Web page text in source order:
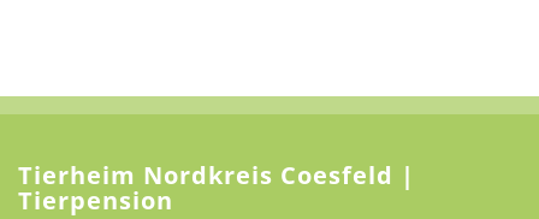
Tierheim Nordkreis Coesfeld |
Tierpension